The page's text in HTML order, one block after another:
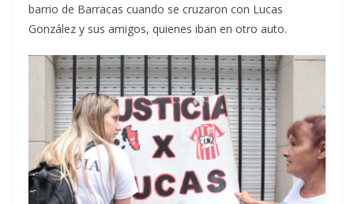
barrio de Barracas cuando se cruzaron con Lucas
González y sus amigos, quienes iban en otro auto.